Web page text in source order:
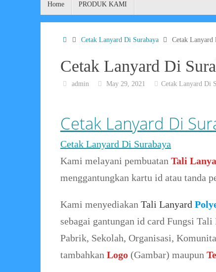
Home PRODUK KAMI
HomeCetak Lanyard Di Surabaya Cetak Lanyard
Cetak Lanyard Di
admin May 29, 2021 Cetak Lanyard Di
Cetak Lanyard Di
Cetak Lanyard Di Surabaya
Kami melayani pembuatan Tali
menggantungkan kartu id atau tanda
Kami menyediakan Tali Lanyard
sebagai gantungan id card Fungsi
Pabrik, Sekolah, Organisasi,
tambahkan Logo (Gambar) maupun